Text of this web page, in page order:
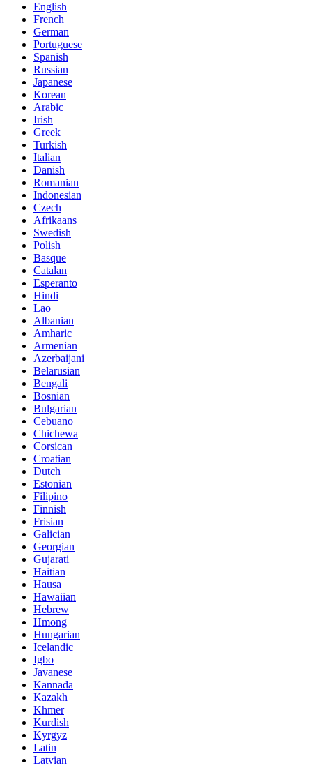
English
French
German
Portuguese
Spanish
Russian
Japanese
Korean
Arabic
Irish
Greek
Turkish
Italian
Danish
Romanian
Indonesian
Czech
Afrikaans
Swedish
Polish
Basque
Catalan
Esperanto
Hindi
Lao
Albanian
Amharic
Armenian
Azerbaijani
Belarusian
Bengali
Bosnian
Bulgarian
Cebuano
Chichewa
Corsican
Croatian
Dutch
Estonian
Filipino
Finnish
Frisian
Galician
Georgian
Gujarati
Haitian
Hausa
Hawaiian
Hebrew
Hmong
Hungarian
Icelandic
Igbo
Javanese
Kannada
Kazakh
Khmer
Kurdish
Kyrgyz
Latin
Latvian